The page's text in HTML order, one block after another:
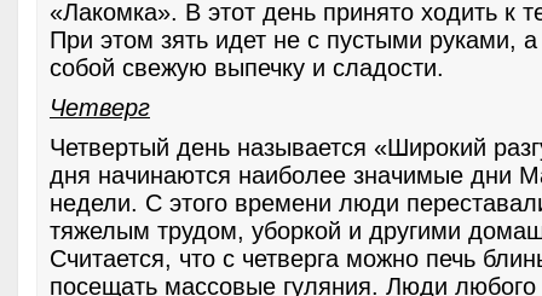
«Лакомка». В этот день принято ходить к
При этом зять идет не с пустыми руками, а
собой свежую выпечку и сладости.
Четверг
Четвертый день называется «Широкий
дня начинаются наиболее значимые дни
недели. С этого времени люди
тяжелым трудом, уборкой и другими
Считается, что с четверга можно печь
посещать массовые гуляния. Люди любого